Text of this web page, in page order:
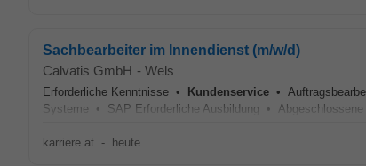
Sachbearbeiter im Innendienst (m/w/d)
Calvatis GmbH - Wels
Erforderliche Kenntnisse • Kundenservice •
Systeme • SAP Erforderliche Ausbildung • Abgeschlossene
karriere.at - heute